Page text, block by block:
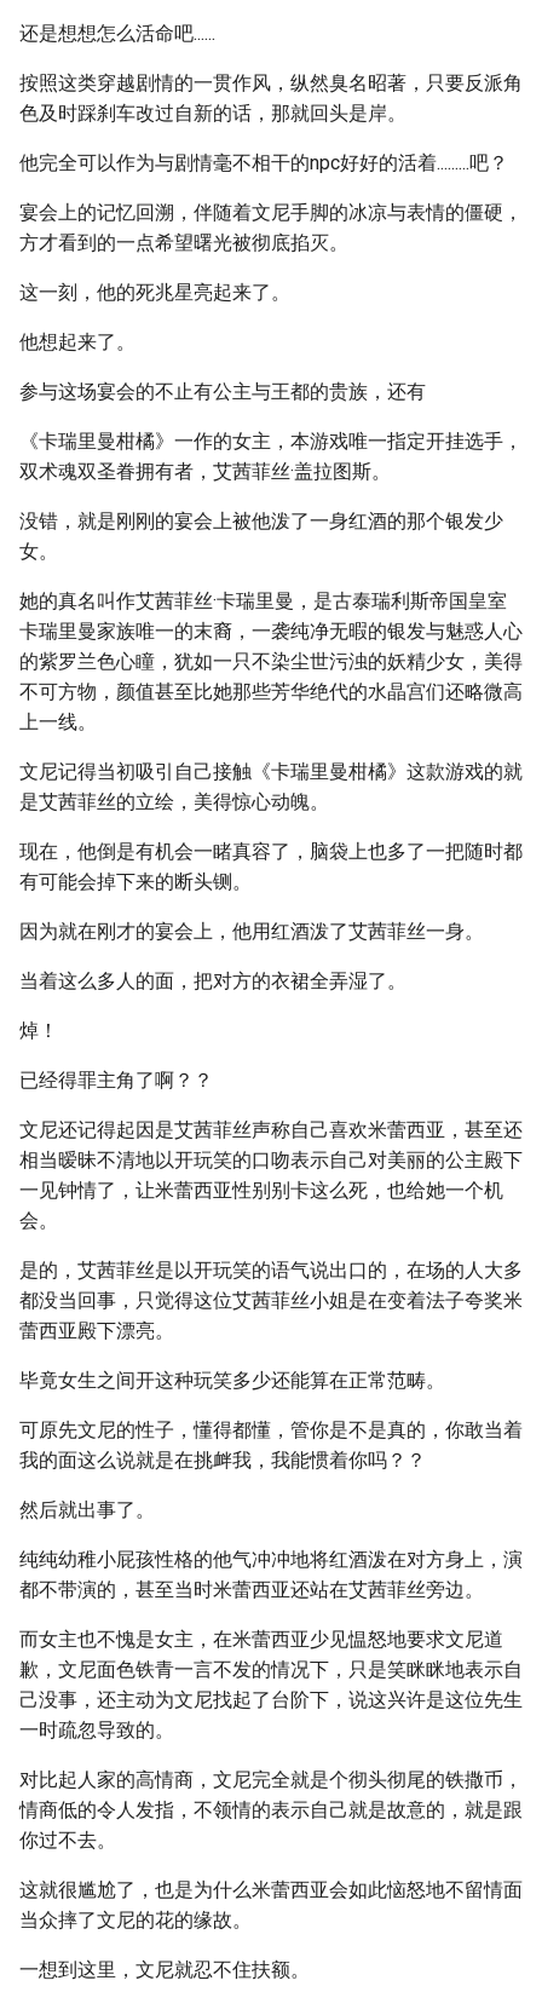
还是想想怎么活命吧......
按照这类穿越剧情的一贯作风，纵然臭名昭著，只要反派角
色及时踩刹车改过自新的话，那就回头是岸。
他完全可以作为与剧情毫不相干的npc好好的活着.........吧？
宴会上的记忆回溯，伴随着文尼手脚的冰凉与表情的僵硬，
方才看到的一点希望曙光被彻底掐灭。
这一刻，他的死兆星亮起来了。
他想起来了。
参与这场宴会的不止有公主与王都的贵族，还有
《卡瑞里曼柑橘》一作的女主，本游戏唯一指定开挂选手，
双术魂双圣眷拥有者，艾茜菲丝·盖拉图斯。
没错，就是刚刚的宴会上被他泼了一身红酒的那个银发少
女。
她的真名叫作艾茜菲丝·卡瑞里曼，是古泰瑞利斯帝国皇室
卡瑞里曼家族唯一的末裔，一袭纯净无暇的银发与魅惑人心
的紫罗兰色心瞳，犹如一只不染尘世污浊的妖精少女，美得
不可方物，颜值甚至比她那些芳华绝代的水晶宫们还略微高
上一线。
文尼记得当初吸引自己接触《卡瑞里曼柑橘》这款游戏的就
是艾茜菲丝的立绘，美得惊心动魄。
现在，他倒是有机会一睹真容了，脑袋上也多了一把随时都
有可能会掉下来的断头铡。
因为就在刚才的宴会上，他用红酒泼了艾茜菲丝一身。
当着这么多人的面，把对方的衣裙全弄湿了。
焯！
已经得罪主角了啊？？
文尼还记得起因是艾茜菲丝声称自己喜欢米蕾西亚，甚至还
相当暧昧不清地以开玩笑的口吻表示自己对美丽的公主殿下
一见钟情了，让米蕾西亚性别别卡这么死，也给她一个机
会。
是的，艾茜菲丝是以开玩笑的语气说出口的，在场的人大多
都没当回事，只觉得这位艾茜菲丝小姐是在变着法子夸奖米
蕾西亚殿下漂亮。
毕竟女生之间开这种玩笑多少还能算在正常范畴。
可原先文尼的性子，懂得都懂，管你是不是真的，你敢当着
我的面这么说就是在挑衅我，我能惯着你吗？？
然后就出事了。
纯纯幼稚小屁孩性格的他气冲冲地将红酒泼在对方身上，演
都不带演的，甚至当时米蕾西亚还站在艾茜菲丝旁边。
而女主也不愧是女主，在米蕾西亚少见愠怒地要求文尼道
歉，文尼面色铁青一言不发的情况下，只是笑眯眯地表示自
己没事，还主动为文尼找起了台阶下，说这兴许是这位先生
一时疏忽导致的。
对比起人家的高情商，文尼完全就是个彻头彻尾的铁撒币，
情商低的令人发指，不领情的表示自己就是故意的，就是跟
你过不去。
这就很尴尬了，也是为什么米蕾西亚会如此恼怒地不留情面
当众摔了文尼的花的缘故。
一想到这里，文尼就忍不住扶额。